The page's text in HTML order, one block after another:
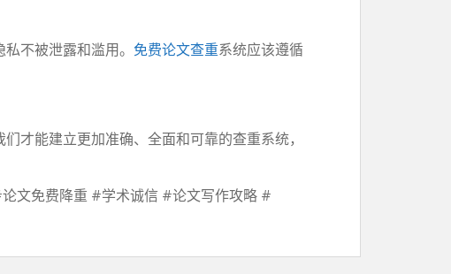
不被泄露和滥用。 免费论文查重系统应该遵循
才能建立更加准确、全面和可靠的查重系统，
文免费降重 #学术诚信 #论文写作攻略 #